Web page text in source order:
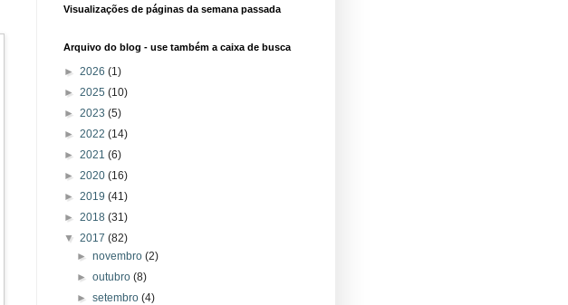
Visualizações de páginas da semana passada
Arquivo do blog - use também a caixa de busca
► 2026 (1)
► 2025 (10)
► 2023 (5)
► 2022 (14)
► 2021 (6)
► 2020 (16)
► 2019 (41)
► 2018 (31)
▼ 2017 (82)
►novembro(2)
►outubro(8)
►setembro(4)